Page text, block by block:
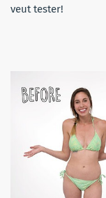
veut tester!